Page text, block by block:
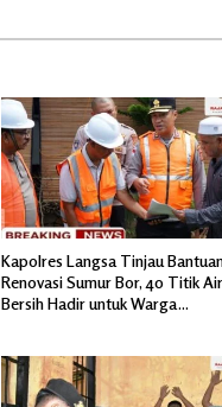
Kapolres Langsa Tinjau
Renovasi Sumur Bor, 40 Titik Air
Bersih Hadir untuk Warga